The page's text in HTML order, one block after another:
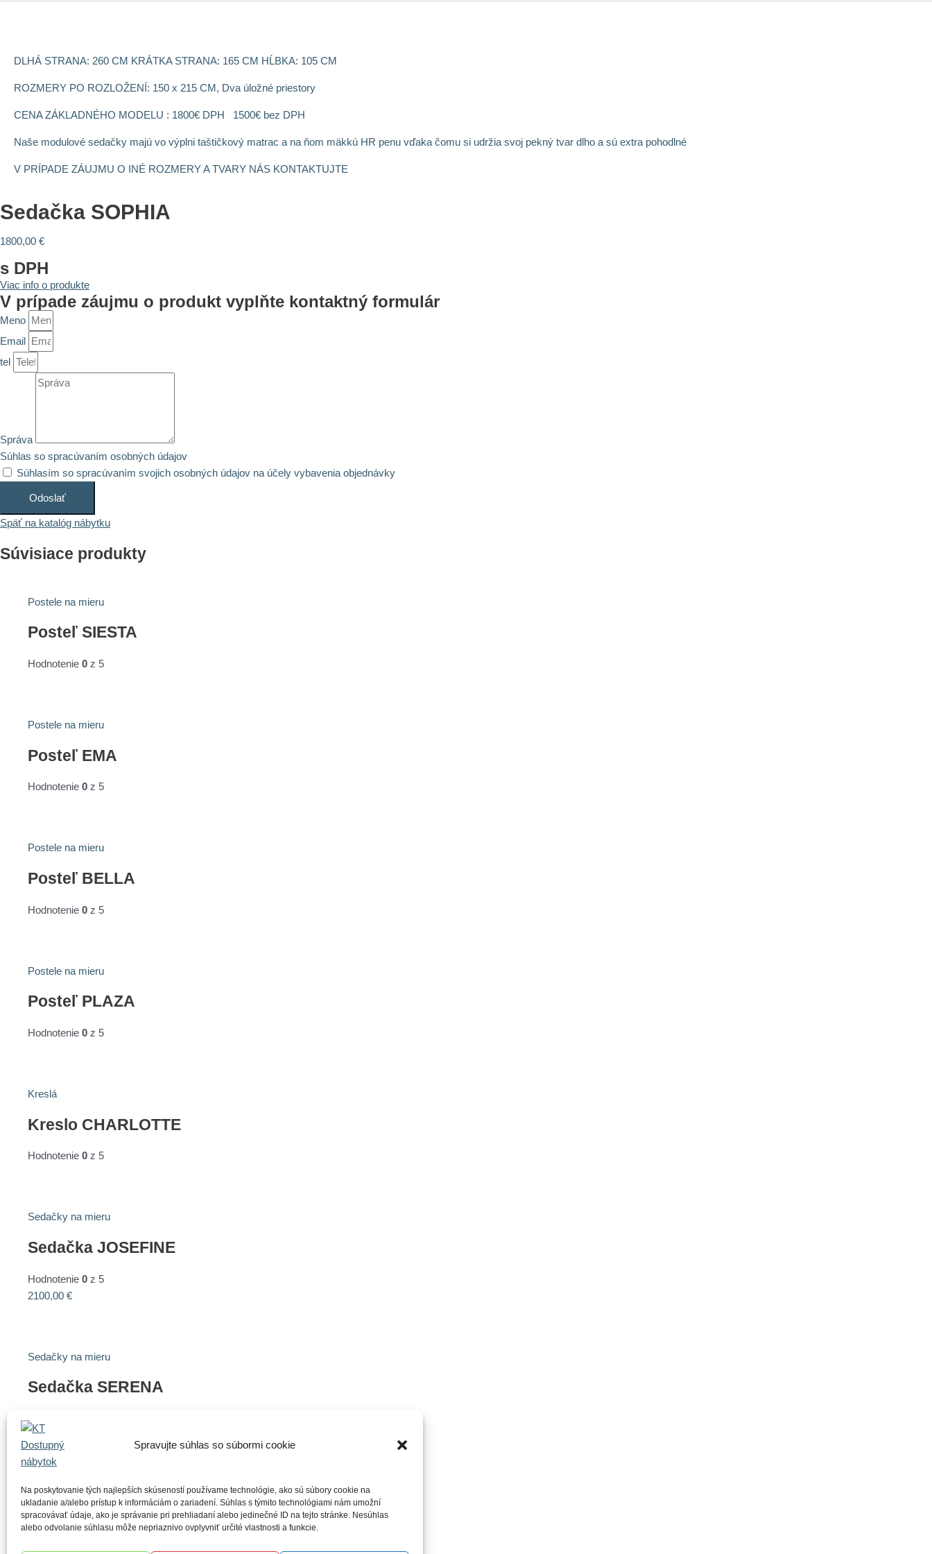
Spravujte súhlas so súbormi cookie
Na poskytovanie tých najlepších skúseností používame technológie, ako sú súbory cookie na
ukladanie a/alebo prístup k informáciám o zariadení. Súhlas s týmito technológiami nám umožní
spracovávať údaje, ako je správanie pri prehliadaní alebo jedinečné ID na tejto stránke. Nesúhlas
alebo odvolanie súhlasu môže nepriaznivo ovplyvniť určité vlastnosti a funkcie.
DLHÁ STRANA: 260 CM KRÁTKA STRANA: 165 CM HĹBKA: 105 CM
ROZMERY PO ROZLOŽENÍ: 150 x 215 CM, Dva úložné priestory
CENA ZÁKLADNÉHO MODELU : 1800€ DPH 1500€ bez DPH
Naše modulové sedačky majú vo výplni taštičkový matrac a na ňom mäkkú HR penu vďaka čomu si udržia svoj pekný tvar dlho a sú extra pohodlné
V PRÍPADE ZÁUJMU O INÉ ROZMERY A TVARY NÁS KONTAKTUJTE
Sedačka SOPHIA
1800,00 €
s DPH
Viac info o produkte
V prípade záujmu o produkt vyplňte kontaktný formulár
Meno
Email
tel
Správa
Súhlas so spracúvaním osobných údajov
Súhlasím so spracúvaním svojich osobných údajov na účely vybavenia objednávky
Odoslať
Späť na katalóg nábytku
Súvisiace produkty
Postele na mieru
Posteľ SIESTA
Hodnotenie 0 z 5
Postele na mieru
Posteľ EMA
Hodnotenie 0 z 5
Postele na mieru
Posteľ BELLA
Hodnotenie 0 z 5
Postele na mieru
Posteľ PLAZA
Hodnotenie 0 z 5
Kreslá
Kreslo CHARLOTTE
Hodnotenie 0 z 5
Sedačky na mieru
Sedačka JOSEFINE
Hodnotenie 0 z 5
2100,00 €
Sedačky na mieru
Sedačka SERENA
Hodnotenie
Sedačka LOUISE